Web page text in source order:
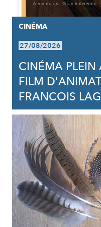
CINÉMA
27/08/2026
CINÉMA PLEIN
FILM
FRANCOIS